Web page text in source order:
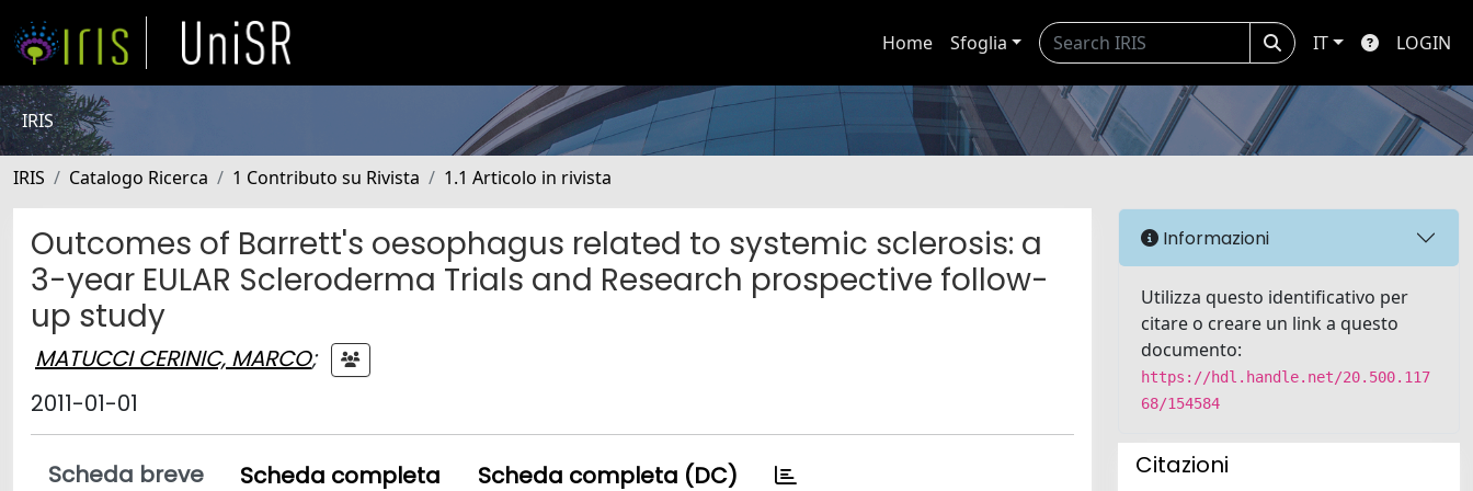
Home Sfoglia IT LOGIN
IRIS
IRIS Catalogo Ricerca 1 Contributo su Rivista 1.1 Articolo in rivista
Outcomes of Barrett's oesophagus related to systemic sclerosis: a
3-year EULAR Scleroderma Trials and Research prospective follow-
up study
MATUCCI CERINIC, MARCO;
2011-01-01
Scheda breve Scheda completa Scheda completa (DC)
Informazioni
Utilizza questo identificativo per
citare o creare un link a questo
documento:
https://hdl.handle.net/20.500.117
68/154584
Citazioni